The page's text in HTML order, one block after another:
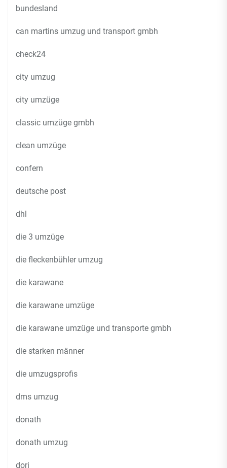
bundesland
can martins umzug und transport gmbh
check24
city umzug
city umzüge
classic umzüge gmbh
clean umzüge
confern
deutsche post
dhl
die 3 umzüge
die fleckenbühler umzug
die karawane
die karawane umzüge
die karawane umzüge und transporte gmbh
die starken männer
die umzugsprofis
dms umzug
donath
donath umzug
dori